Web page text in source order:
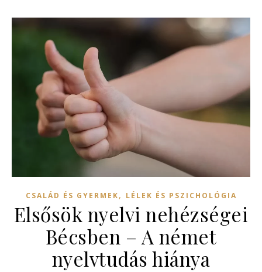
CSALÁD ÉS GYERMEK, LÉLEK ÉS PSZICHOLÓGIA
Elsősök nyelvi nehézségei
Bécsben – A német
nyelvtudás hiánya